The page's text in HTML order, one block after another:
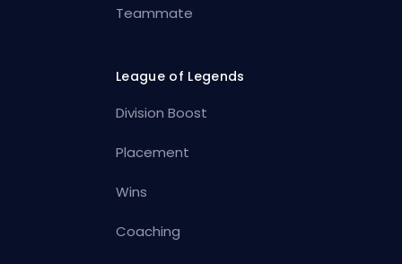
Teammate
League of Legends
Division Boost
Placement
Wins
Coaching